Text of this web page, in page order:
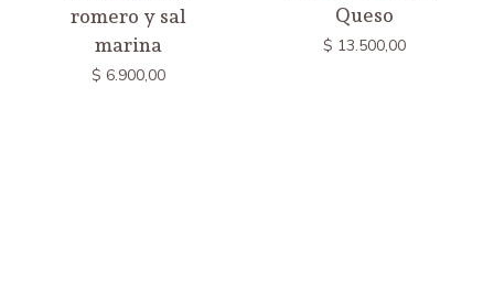
romero y sal
marina
$ 6.900,00
Queso
$ 13.500,00